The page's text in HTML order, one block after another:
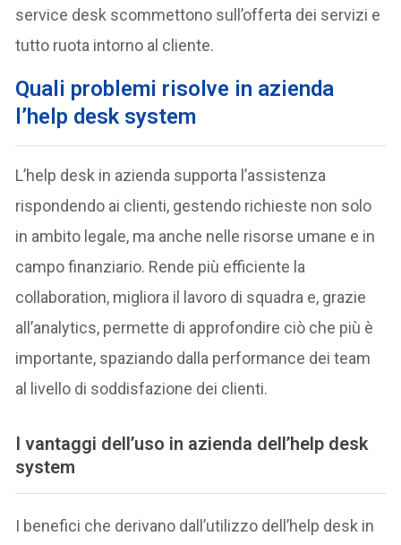
service desk scommettono sull’offerta dei servizi e
tutto ruota intorno al cliente.
Quali problemi risolve in azienda
l’help desk system
L’help desk in azienda supporta l’assistenza
rispondendo ai clienti, gestendo richieste non solo
in ambito legale, ma anche nelle risorse umane e in
campo finanziario. Rende più efficiente la
collaboration, migliora il lavoro di squadra e, grazie
all’analytics, permette di approfondire ciò che più è
importante, spaziando dalla performance dei team
al livello di soddisfazione dei clienti.
I vantaggi dell’uso in azienda dell’help desk
system
I benefici che derivano dall’utilizzo dell’help desk in